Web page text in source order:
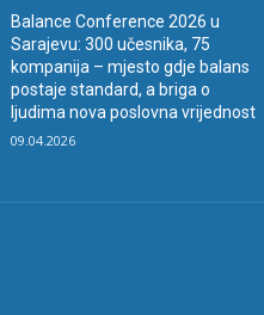
Balance Conference 2026 u
Sarajevu: 300 učesnika, 75
kompanija – mjesto gdje balans
postaje standard, a briga o
ljudima nova poslovna vrijednost
09.04.2026